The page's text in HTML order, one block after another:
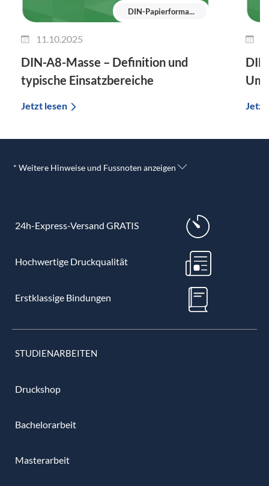
DIN-Papierforma...
11.10.2025
DIN-A8-Masse – Definition und
typische Einsatzbereiche
Jetzt lesen Jetzt
* Weitere Hinweise und Fussnoten anzeigen
24h-Express-Versand GRATIS
Hochwertige Druckqualität
Erstklassige Bindungen
STUDIENARBEITEN
Druckshop
Bachelorarbeit
Masterarbeit